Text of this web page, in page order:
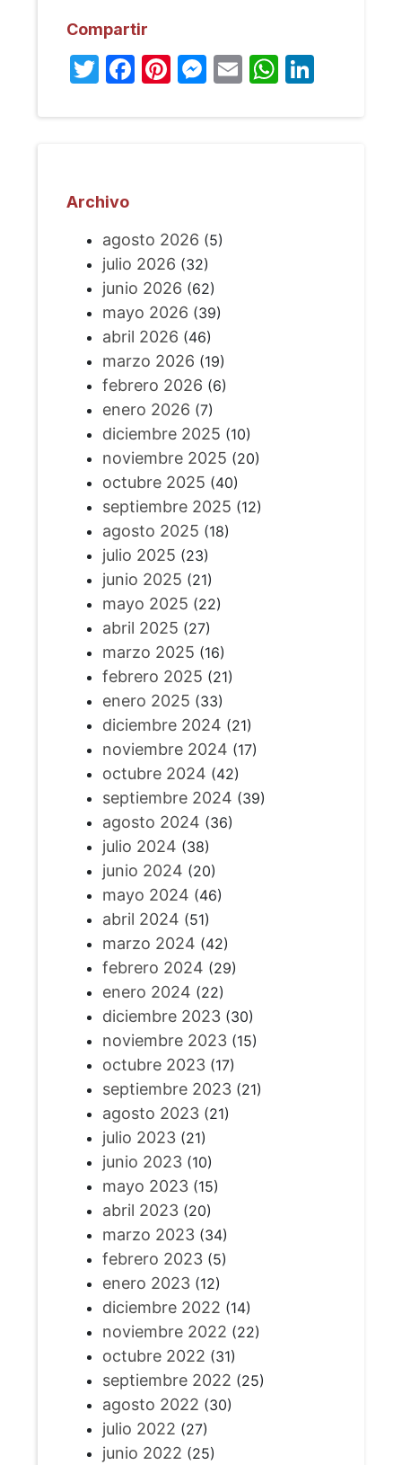
Compartir
Twitter
Facebook
Pinterest
Messenger
Email
Archivo
agosto 2026 (5)
julio 2026 (32)
junio 2026 (62)
mayo 2026 (39)
abril 2026 (46)
marzo 2026 (19)
febrero 2026 (6)
enero 2026 (7)
diciembre 2025 (10)
noviembre 2025 (20)
octubre 2025 (40)
septiembre 2025 (12)
agosto 2025 (18)
julio 2025 (23)
junio 2025 (21)
mayo 2025 (22)
abril 2025 (27)
marzo 2025 (16)
febrero 2025 (21)
enero 2025 (33)
diciembre 2024 (21)
noviembre 2024 (17)
octubre 2024 (42)
septiembre 2024 (39)
agosto 2024 (36)
julio 2024 (38)
junio 2024 (20)
mayo 2024 (46)
abril 2024 (51)
marzo 2024 (42)
febrero 2024 (29)
enero 2024 (22)
diciembre 2023(30)
noviembre 2023(15)
octubre 2023(17)
septiembre 2023(21)
agosto 2023(21)
julio 2023(21)
junio 2023(10)
mayo 2023(15)
abril 2023(20)
marzo 2023(34)
febrero 2023(5)
enero 2023(12)
diciembre 2022 (14)
noviembre 2022 (22)
octubre 2022 (31)
septiembre 2022 (25)
agosto 2022 (30)
julio 2022 (27)
junio 2022 (25)